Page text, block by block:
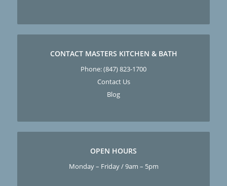
CONTACT MASTERS KITCHEN & BATH
Phone:(847) 823-1700
Contact Us
Blog
OPEN HOURS
Monday – Friday / 9am – 5pm